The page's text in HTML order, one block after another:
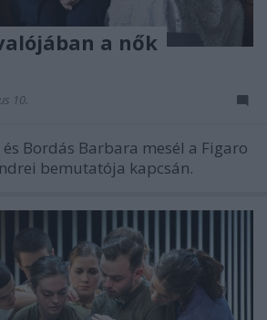
a nők
10.
Bordás Barbara mesél a Figaro
bemutatója kapcsán.